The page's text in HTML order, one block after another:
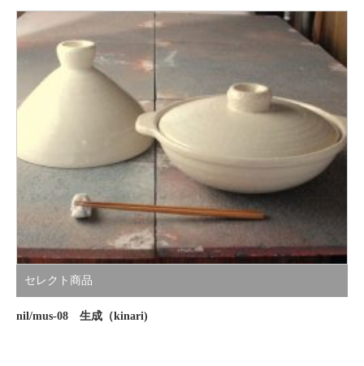
セレクト商品
nil/mus-08 生成（kinari)